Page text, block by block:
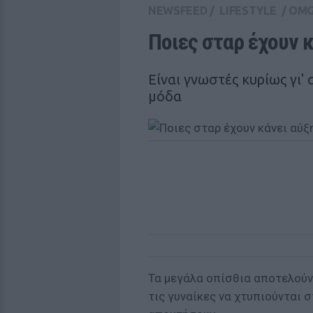
Ποιες σταρ έχουν
Είναι γνωστές κυρίως
μόδα
Τα μεγάλα οπίσθια
τις γυναίκες να χτυπιούνται